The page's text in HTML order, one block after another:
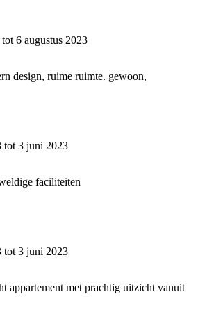
6 augustus 2023
design, ruime ruimte. gewoon,
tot 3 juni 2023
faciliteiten
tot 3 juni 2023
appartement met prachtig uitzicht vanuit